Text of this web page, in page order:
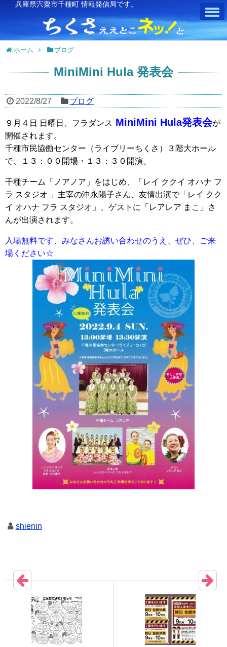
兵庫県宍粟市千種町 情報発信局です。
ホーム ブログ
MiniMini Hula 発表会
2022/8/27 ブログ
９月４日 日曜日、フラダンス MiniMini Hula発表会が
開催されます。
千種市民協働センター（ライブリーちくさ）３階大ホール
で、１３：００開場・１３：３０開演。
千種チーム「ノアノア」をはじめ、「レイ ククイ オハナ フ
ラ スタジオ 」主宰の沖永陽子さん、友情出演で「レイ クク
イ オハナ フラ スタジオ」、ゲストに「レアレア まこ」さ
んが出演されます。
入場無料です、みなさんお誘い合わせのうえ、ぜひ、ご来
場ください☆
shienin